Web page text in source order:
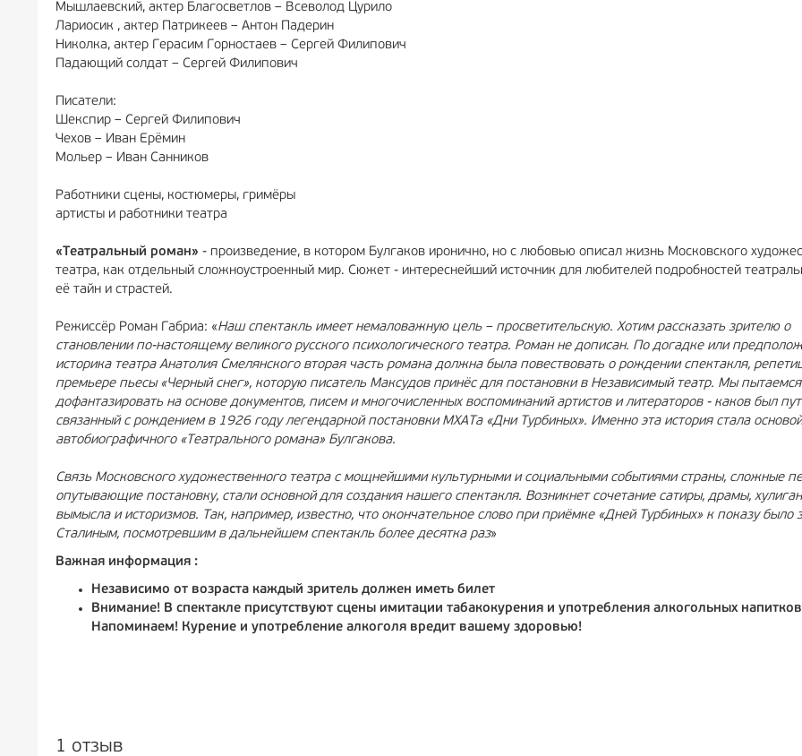
Мышлаевский, актер Благосветлов – Всеволод Цурило
Лариосик , актер Патрикеев – Антон Падерин
Николка, актер Герасим Горностаев – Сергей Филипович
Падающий солдат – Сергей Филипович
Писатели:
Шекспир – Сергей Филипович
Чехов – Иван Ерёмин
Мольер – Иван Санников
Работники сцены, костюмеры, гримёры
артисты и работники театра
«Театральный роман» - произведение, в котором Булгаков иронично, но с любовью описал жизнь Московского
театра, как отдельный сложноустроенный мир. Сюжет - интереснейший источник для любителей подробностей
её тайн и страстей.
Режиссёр Роман Габриа: «Наш спектакль имеет немаловажную цель – просветительскую. Хотим рассказать зрителю о
становлении по-настоящему великого русского психологического театра. Роман не дописан. По догадке или
историка театра Анатолия Смелянского вторая часть романа должна была повествовать о рождении спектакля,
премьере пьесы «Черный снег», которую писатель Максудов принёс для постановки в Независимый театр. Мы пытаемся
дофантазировать на основе документов, писем и многочисленных воспоминаний артистов и литераторов - каков был
связанный с рождением в 1926 году легендарной постановки МХАТа «Дни Турбиных». Именно эта история стала
автобиографичного «Театрального романа» Булгакова.
Связь Московского художественного театра с мощнейшими культурными и социальными событиями страны, сложные
опутывающие постановку, стали основной для создания нашего спектакля. Возникнет сочетание сатиры, драмы,
вымысла и историзмов. Так, например, известно, что окончательное слово при приёмке «Дней Турбиных» к показу было
Сталиным, посмотревшим в дальнейшем спектакль более десятка раз»
Важная информация :
Независимо от возраста каждый зритель должен иметь билет
Внимание! В спектакле присутствуют сцены имитации табакокурения и употребления алкогольных
Напоминаем! Курение и употребление алкоголя вредит вашему здоровью!
1 отзыв